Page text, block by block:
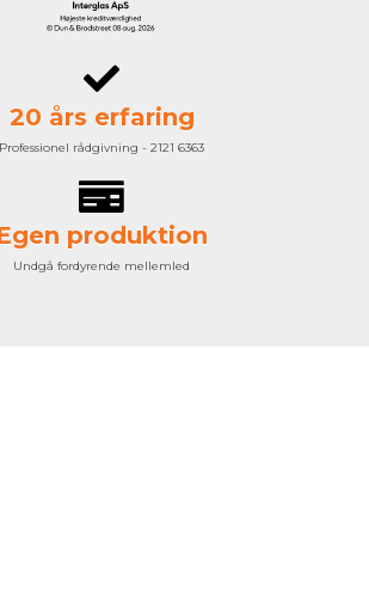
20 års erfaring
Professionel rådgivning - 2121 6363
produktion
Undgå fordyrende mellemled